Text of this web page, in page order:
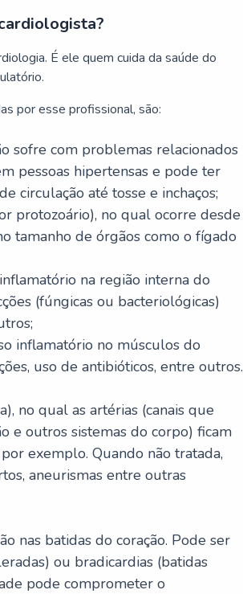
É ele quem cuida da saúde do
por esse profissional, são:
sofre com problemas relacionados
pessoas hipertensas e pode ter
circulação até tosse e inchaços;
protozoário), no qual ocorre desde
tamanho de órgãos como o fígado
na região interna do
(fúngicas ou bacteriológicas)
inflamatório no músculos do
uso de antibióticos, entre outros.
no qual as artérias (canais que
e outros sistemas do corpo) ficam
exemplo. Quando não tratada,
aneurismas entre outras
nas batidas do coração. Pode ser
ou bradicardias (batidas
pode comprometer o